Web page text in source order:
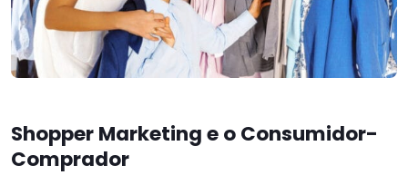
Shopper Marketing e o Consumidor-
Comprador